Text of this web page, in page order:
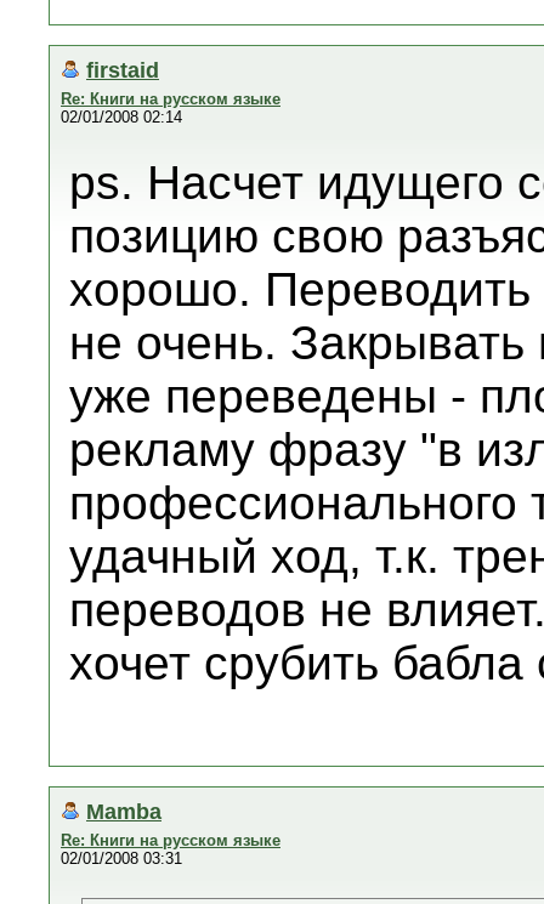
firstaid
Re: Книги на русском языке
02/01/2008 02:14
ps. Насчет идущего
позицию свою
хорошо.
не очень. Закрывать
уже переведены -
рекламу фразу "в
профессионального
удачный ход, т.к.
переводов не
хочет срубить
Mamba
Re: Книги на русском языке
02/01/2008 03:31